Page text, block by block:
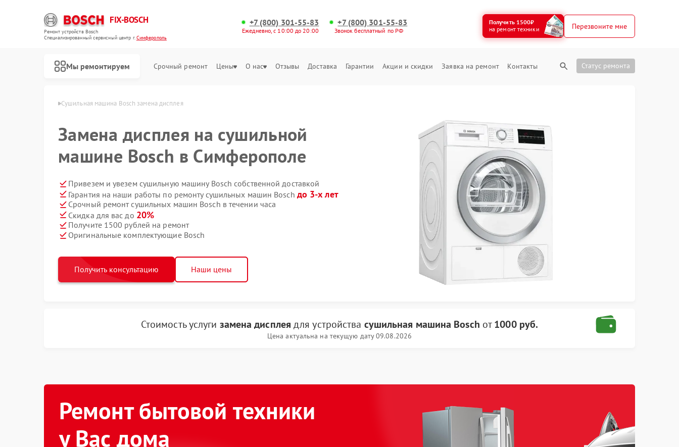
FIX-BOSCH
Ремонт устройств Bosch
Специализированный cервисный центр г.Симферополь
+7 (800) 301-55-83
Ежедневно, с 10:00 до 20:00
+7 (800) 301-55-83
Звонок бесплатный по РФ
Получить 1500₽
на ремонт техники
Перезвоните мне
Мы ремонтируем Срочный ремонт Цены О нас Отзывы Доставка Гарантии Акции и скидки Заявка на ремонт Контакты Статус ремонта
Сушильная машина Bosch замена дисплея
Замена дисплея на сушильной
машине Bosch в Симферополе
Привезем и увезем сушильную машину Bosch собственной доставкой
Гарантия на наши работы по ремонту сушильных машин Bosch до 3-х лет
Срочный ремонт сушильных машин Bosch в течении часа
Скидка для вас до 20%
Получите 1500 рублей на ремонт
Оригинальные комплектующие Bosch
Получить консультацию Наши цены
Стоимость услуги замена дисплея для устройства сушильная машина Bosch от1000 руб.
Цена актуальна на текущую дату 09.08.2026
Ремонт бытовой техники
у Вас дома